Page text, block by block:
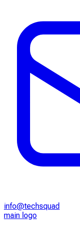
info@techsquad
main logo